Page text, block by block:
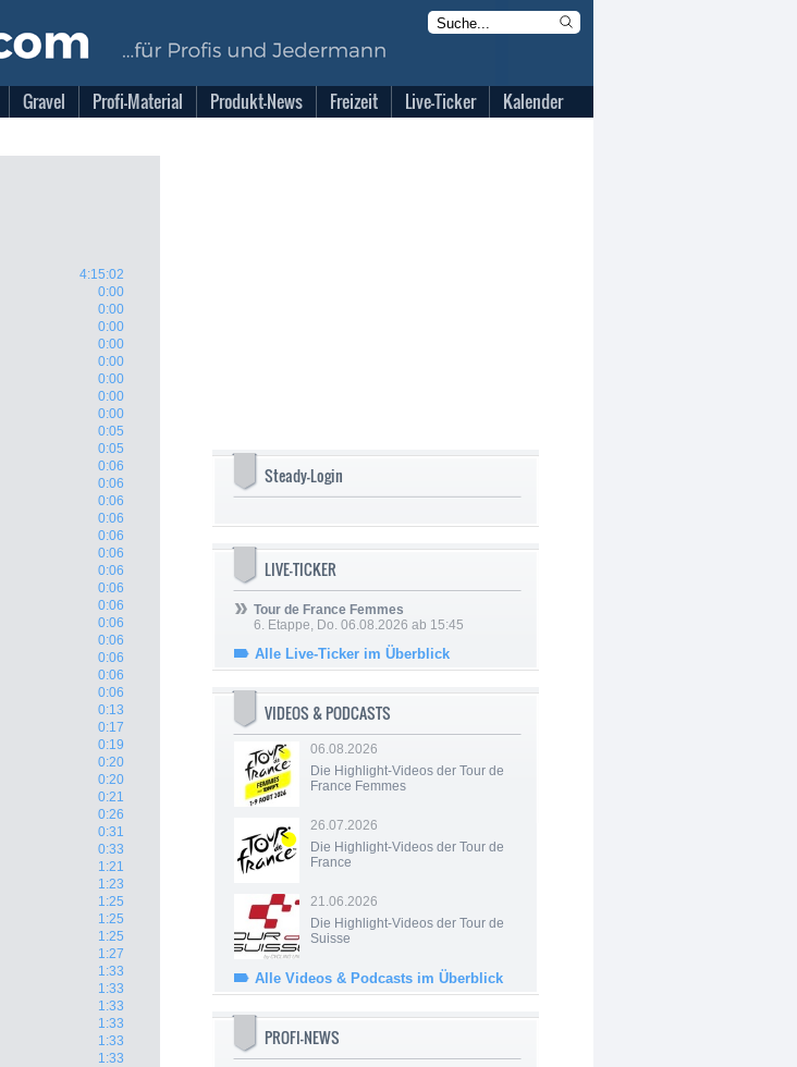
Gravel Profi-Material Produkt-News Freizeit Live-Ticker Kalender
4:15:02
0:00
0:00
0:00
0:00
0:00
0:00
0:00
0:00
0:05
0:05
0:06
0:06
0:06
0:06
0:06
0:06
0:06
0:06
0:06
0:06
0:06
0:06
0:06
0:06
0:13
0:17
0:19
0:20
0:20
0:21
0:26
0:31
0:33
1:21
1:23
1:25
1:25
1:25
1:27
1:33
1:33
1:33
1:33
1:33
1:33
Steady-Login
LIVE-TICKER
Tour de France Femmes
6. Etappe, Do. 06.08.2026 ab 15:45
Alle Live-Ticker im Überblick
VIDEOS & PODCASTS
06.08.2026
Die Highlight-Videos der Tour de
France Femmes
26.07.2026
Die Highlight-Videos der Tour de
France
21.06.2026
Die Highlight-Videos der Tour de
Suisse
Alle Videos & Podcasts im Überblick
PROFI-NEWS